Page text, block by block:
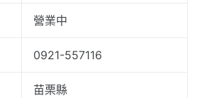
營業中
0921-557116
苗栗縣